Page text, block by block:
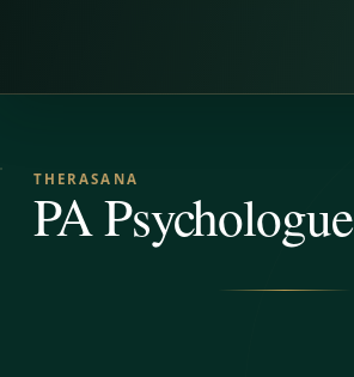
THERASANA
PA Psychologue